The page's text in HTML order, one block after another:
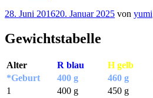
28. Juni 201620. Januar 2025 von yumi
Gewichtstabelle
Alter R blau H gelb
*Geburt
400 g 460 g
1
400 g 450 g